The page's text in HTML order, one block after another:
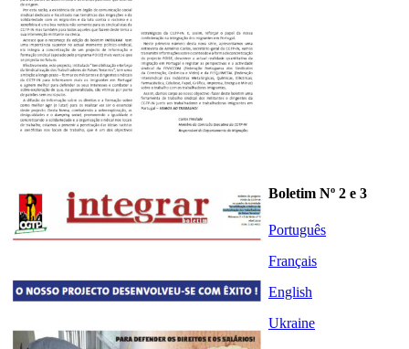
Boletim Nº 2 e 3
Português
Français
English
Ukraine